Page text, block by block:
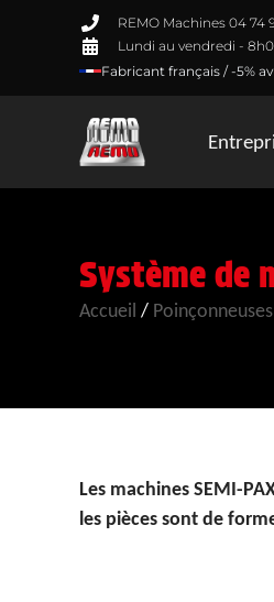
REMO Machines 04 74
Lundi au vendredi -
Fabricant français / -5%
Système de
Accueil / Poinçonneuses
Les machines SEMI-
les pièces sont de